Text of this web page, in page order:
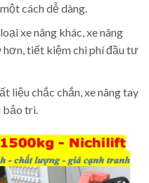
cách dễ dàng.
xe nâng khác, xe nâng
tiết kiệm chi phí đầu tư
liệu chắc chắn, xe nâng tay
bảo trì.